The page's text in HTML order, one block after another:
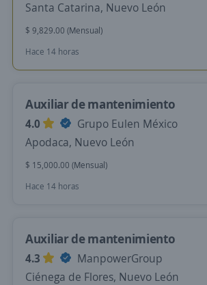
Santa Catarina, Nuevo León
$ 9,829.00 (Mensual)
Hace 14 horas
Auxiliar de mantenimiento
4.0
Grupo Eulen México
Apodaca, Nuevo León
$ 15,000.00 (Mensual)
Hace 14 horas
Auxiliar de mantenimiento
4.3
ManpowerGroup
Ciénega de Flores, Nuevo León